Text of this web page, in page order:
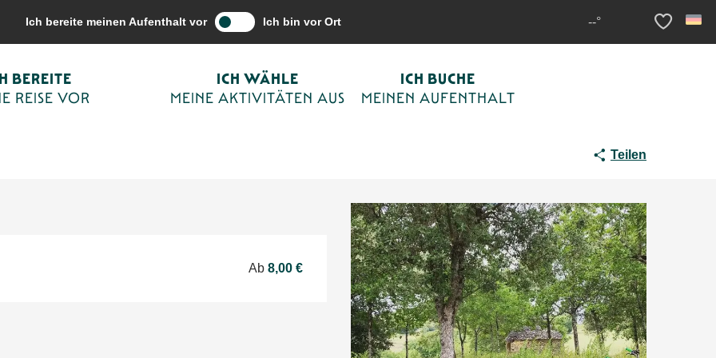
Ich bereite meinen Aufenthalt vor Ich bin vor Ort
--°
Voir les
BEREITE
REISE VOR
ICH WÄHLE
MEINE AKTIVITÄTEN AUS
ICH BUCHE
MEINEN AUFENTHALT
aus Terminkalender von Sarlat Été Actif 2026 : Skateboard électrique tout terrain
tout terrain
Teilen
Ab8,00 €